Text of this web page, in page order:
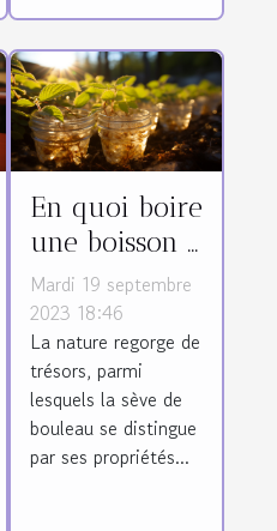
En quoi boire
une boisson à
base de la
sève de
bouleau est-
il bénéfique
pour
l'organisme ?
Mardi 19 septembre
2023 18:46
La nature regorge de
trésors, parmi
lesquels la sève de
bouleau se distingue
par ses propriétés...